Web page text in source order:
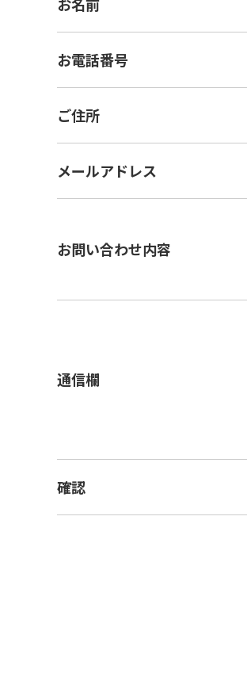
お電話番号
ご住所
メールアドレス
お問い合わせ内容
通信欄
確認